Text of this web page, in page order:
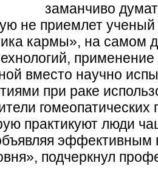
заманчиво
не приемлет
кармы», на самом
вместо научно
при раке
практикуют люди
эффективным
подчеркнул